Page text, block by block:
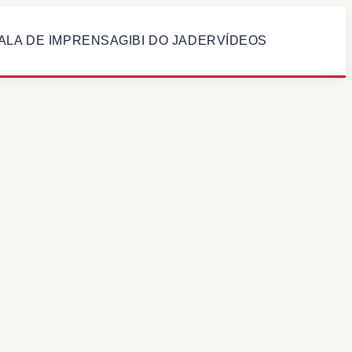
DE IMPRENSAGIBI DO JADERVÍDEOS